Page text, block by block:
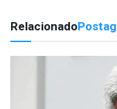
Relacionado